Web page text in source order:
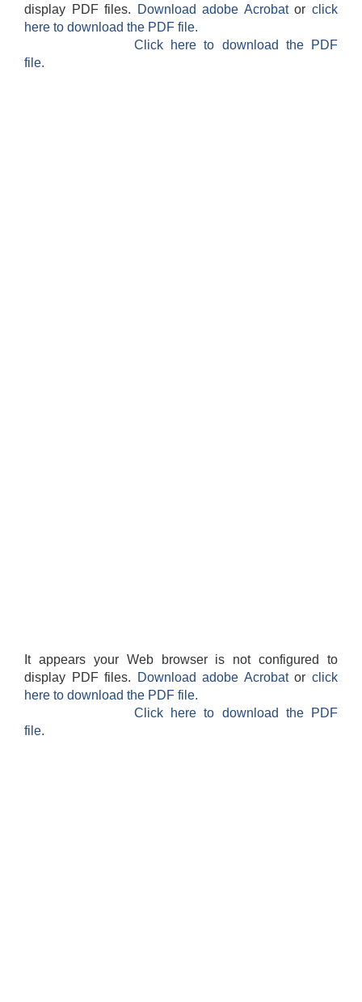
display PDF files.
Download adobe Acrobatorclick
here to download the PDF file.
Click here to download the PDF
file.
It appears your Web browser is not configured to
display PDF files.
Download adobe Acrobatorclick
here to download the PDF file.
Click here to download the PDF
file.